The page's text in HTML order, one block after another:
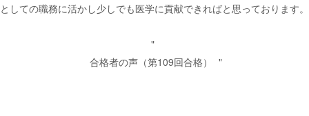
としての職務に活かし少しでも医学に貢献できればと思っております。
合格者の声（第109回合格）